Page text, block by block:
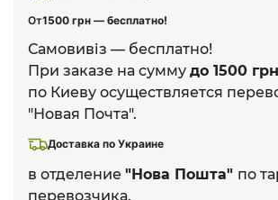
От1500 грн — бесплатно!
Самовивіз — бесплатно!
При заказе на сумму до 1500
по Киеву осуществляется
"Новая Почта".
Доставка по Украине
в отделение "Нова Пошта" по
перевозчика.